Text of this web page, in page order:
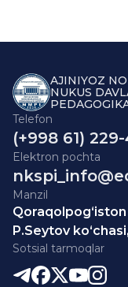
AJINIYOZ
NUKUS
Telefon
(+998 61)
Elektron pochta
Manzil
P.Seytov
Sotsial tarmoqlar